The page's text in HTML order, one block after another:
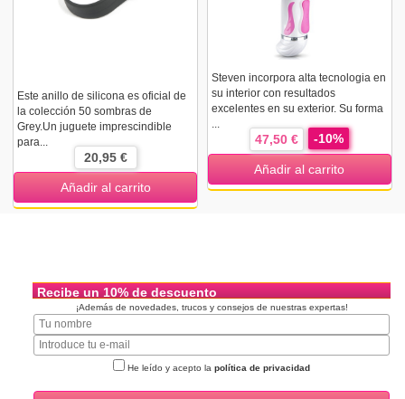
Este anillo de silicona es oficial de
la colección 50 sombras de
Grey.Un juguete imprescindible
para...
20,95 €
Añadir al carrito
Steven incorpora alta tecnologia en
su interior con resultados
excelentes en su exterior. Su forma
...
47,50 € -10%
Añadir al carrito
Recibe un 10% de descuento
¡Además de novedades, trucos y consejos de nuestras expertas!
He leído y acepto la política de privacidad